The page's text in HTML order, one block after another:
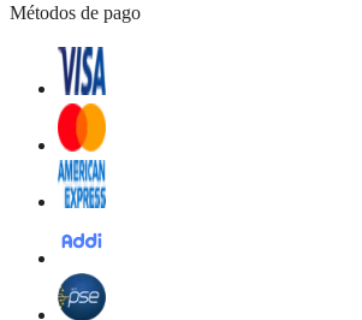
Métodos de pago